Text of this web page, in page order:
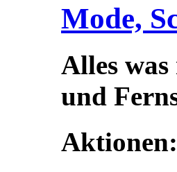
Mode,
Alles
und
Aktionen: